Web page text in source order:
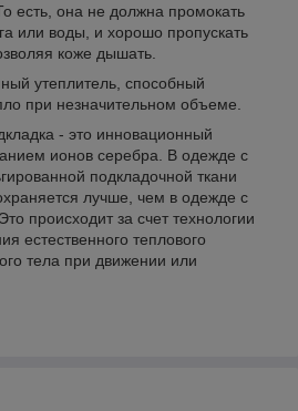
есть, она не должна промокать
или воды, и хорошо пропускать
коже дышать.
утеплитель, способный
при незначительном объеме.
- это инновационный
ионов серебра. В одежде с
подкладочной ткани
лучше, чем в одежде с
происходит за счет технологии
естественного теплового
тела при движении или